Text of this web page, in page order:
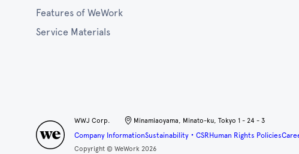
Features of WeWork
Service Materials
WWJ Corp. Minamiaoyama, Minato-ku, Tokyo 1 - 24 - 3
Company InformationSustainability・CSR Human Rights Policies
Copyright © WeWork 2026